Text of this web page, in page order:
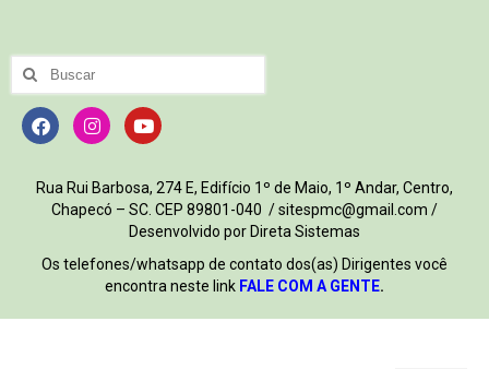
Rua Rui Barbosa, 274 E, Edifício 1º de Maio, 1º Andar, Centro,
Chapecó – SC. CEP 89801-040 / sitespmc@gmail.com /
Desenvolvido por Direta Sistemas
Os telefones/whatsapp de contato dos(as) Dirigentes você
encontra neste link FALE COM A GENTE.